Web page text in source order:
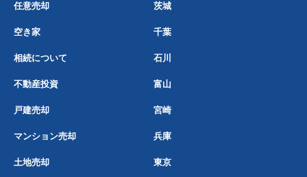
任意売却 茨城
空き家 千葉
相続について 石川
不動産投資 富山
戸建売却 宮崎
マンション売却 兵庫
土地売却 東京